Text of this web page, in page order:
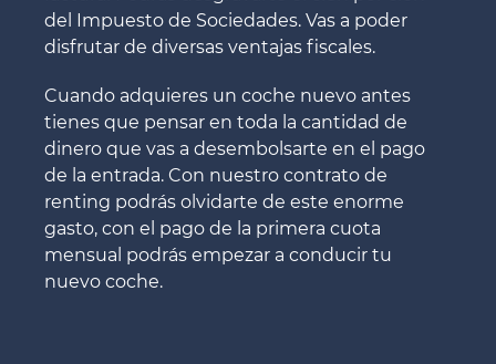
del Impuesto de Sociedades. Vas a poder
disfrutar de diversas ventajas fiscales.
Cuando adquieres un coche nuevo antes
tienes que pensar en toda la cantidad de
dinero que vas a desembolsarte en el pago
de la entrada. Con nuestro contrato de
renting podrás olvidarte de este enorme
gasto, con el pago de la primera cuota
mensual podrás empezar a conducir tu
nuevo coche.